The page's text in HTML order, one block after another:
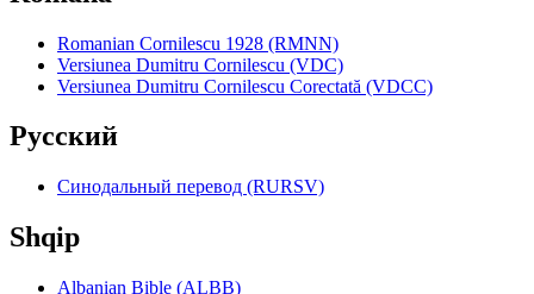
Romanian Cornilescu 1928 (RMNN)
Versiunea Dumitru Cornilescu (VDC)
Versiunea Dumitru Cornilescu Corectată (VDCC)
Pyccкий
Синодальный перевод (RURSV)
Shqip
Albanian Bible (ALBB)